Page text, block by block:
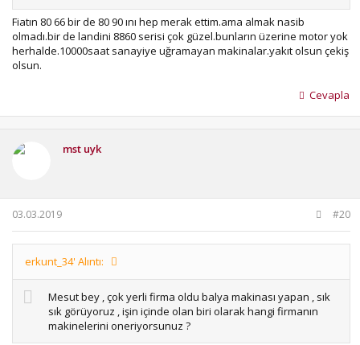
Fiatın 80 66 bir de 80 90 ını hep merak ettim.ama almak nasib
olmadı.bir de landini 8860 serisi çok güzel.bunların üzerine motor yok
herhalde.10000saat sanayiye uğramayan makinalar.yakıt olsun çekiş
olsun.
Cevapla
mst uyk
03.03.2019 #20
erkunt_34' Alıntı:
Mesut bey , çok yerli firma oldu balya makinası yapan , sık
sık görüyoruz , işin içinde olan biri olarak hangi firmanın
makinelerini oneriyorsunuz ?